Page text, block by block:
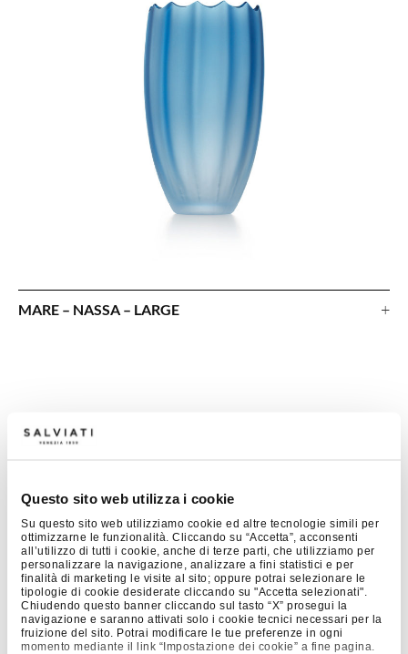
Questo sito web utilizza i cookie
Su questo sito web utilizziamo cookie ed altre tecnologie simili per
ottimizzarne le funzionalità. Cliccando su “Accetta”, acconsenti
all’utilizzo di tutti i cookie, anche di terze parti, che utilizziamo per
personalizzare la navigazione, analizzare a fini statistici e per
finalità di marketing le visite al sito; oppure potrai selezionare le
tipologie di cookie desiderate cliccando su "Accetta selezionati".
Chiudendo questo banner cliccando sul tasto “X” prosegui la
navigazione e saranno attivati solo i cookie tecnici necessari per la
fruizione del sito. Potrai modificare le tue preferenze in ogni
momento mediante il link “Impostazione dei cookie” a fine pagina.
MARE – NASSA – LARGE +